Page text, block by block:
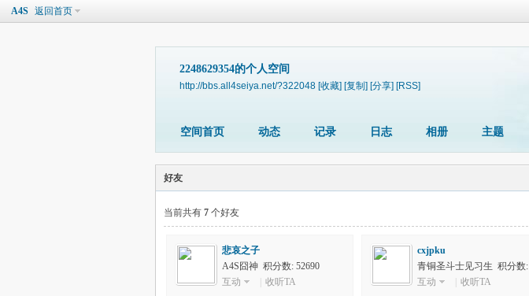
A4S 返回首页
2248629354的个人空间
http://bbs.all4seiya.net/?322048 [收藏] [复制] [分享] [RSS]
空间首页 动态 记录 日志 相册 主题
好友
当前共有 7 个好友
悲哀之子
A4S囧神 积分数: 52690
互动
收听TA
cxjpku
青铜圣斗士见习生 积分数:
1349
互动 收听TA